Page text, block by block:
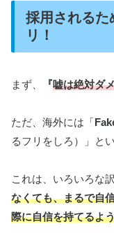
採用されるた
リ！
まず、 『嘘は絶対ダ
ただ、海外には「
るフリをしろ）」と
これは、いろいろな
なくても、まるで自
際に自信を持てるよ